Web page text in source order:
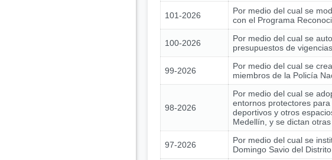
101-2026
Por medio del cual se
con el Programa
100-2026
Por medio del cual se
presupuestos de
99-2026
Por medio del cual se
miembros de la Policía
98-2026
Por medio del cual se
entornos protectores
deportivos y otros
Medellín, y se dictan
97-2026
Por medio del cual se
Domingo Savio del